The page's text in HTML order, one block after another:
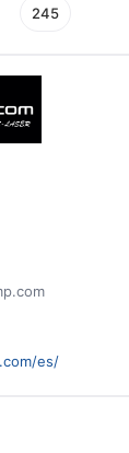
245
es/